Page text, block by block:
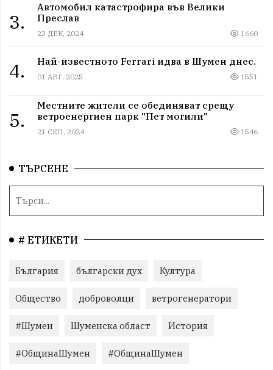
3.
Автомобил катастрофира във Велики
Преслав
23 ДЕК, 2024 1660
4. Най-известното Ferrari идва в Шумен днес.
01 АВГ, 2025 1551
5.
Местните жители се обединяват срещу
ветроенергиен парк "Пет могили"
21 СЕП, 2024 1546
ТЪРСЕНЕ
# ЕТИКЕТИ
България български дух Култура
Общество доброволци ветрогенератори
#Шумен Шуменска област История
#ОбщинаШумен #ОбщинаШумен